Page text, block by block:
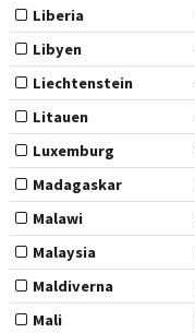
Liberia
Libyen
Liechtenstein
Litauen
Luxemburg
Madagaskar
Malawi
Malaysia
Maldiverna
Mali